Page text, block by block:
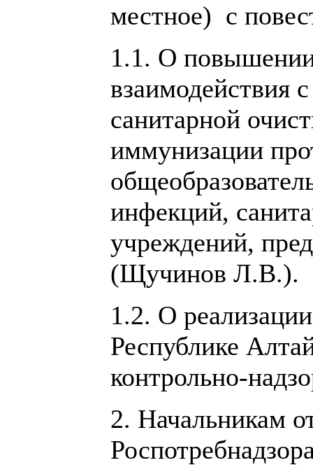
местное) с
1.1. О повышении
взаимодействия
санитарной
иммунизации
инфекций,
учреждений,
(Щучинов Л.В.).
1.2. О
Республике
контрольно-
2. Начальникам